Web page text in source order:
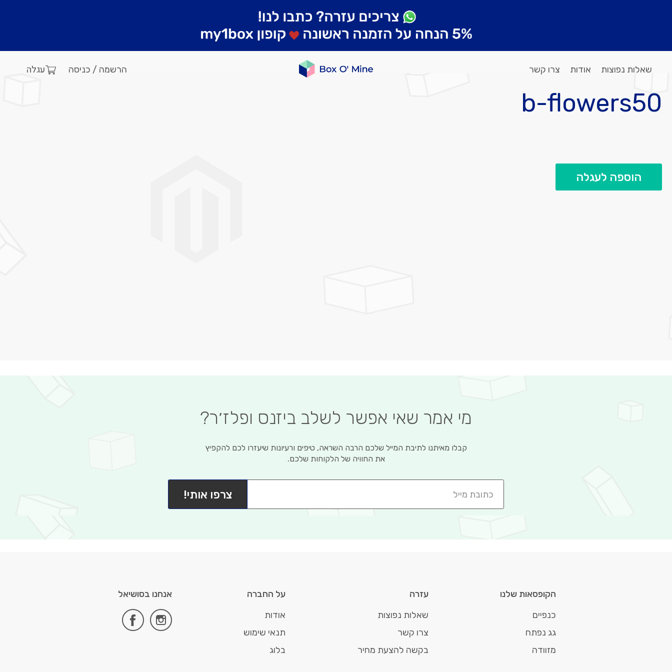
שאלות נפוצות אודות צרו קשר הרשמה / כניסה עגלה
b-flowers50
הוספה לעגלה
מי אמר שאי אפשר לשלב ביזנס ופלז׳ר?
קבלו מאיתנו לתיבת המייל שלכם הרבה השראה, טיפים ורעיונות שיעזרו לכם להקפיץ
את החוויה של הלקוחות שלכם.
צרפו אותי!
אנחנו בסושיאל
instagram
facebook
הקופסאות שלנו
כנפיים
גג נפתח
מזוודה
עזרה
שאלות נפוצות
צרו קשר
בקשה להצעת מחיר
על החברה
אודות
תנאי שימוש
בלוג